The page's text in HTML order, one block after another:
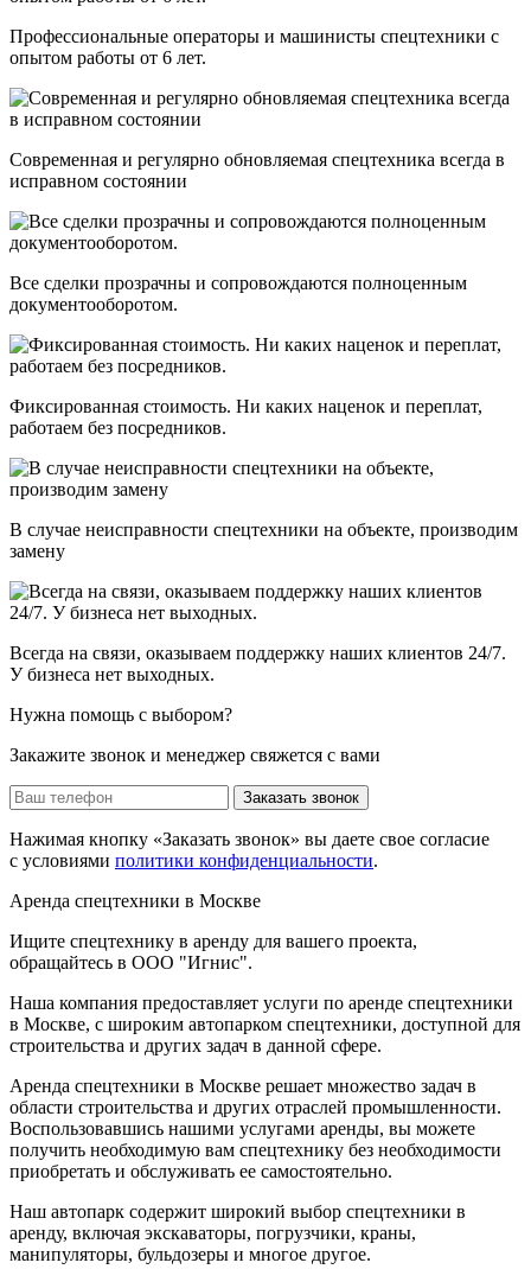
Профессиональные операторы и машинисты спецтехники с
опытом работы от 6 лет.
Современная и регулярно обновляемая спецтехника всегда в
исправном состоянии
Все сделки прозрачны и сопровождаются полноценным
документооборотом.
Фиксированная стоимость. Ни каких наценок и переплат,
работаем без посредников.
В случае неисправности спецтехники на объекте, производим
замену
Всегда на связи, оказываем поддержку наших клиентов 24/7.
У бизнеса нет выходных.
Нужна помощь с выбором?
Закажите звонок и менеджер свяжется с вами
Заказать звонок
Нажимая кнопку «Заказать звонок» вы даете свое согласие
с условиями политики конфиденциальности.
Аренда спецтехники в Москве
Ищите спецтехнику в аренду для вашего проекта,
обращайтесь в ООО "Игнис".
Наша компания предоставляет услуги по аренде спецтехники
в Москве, с широким автопарком спецтехники, доступной для
строительства и других задач в данной сфере.
Аренда спецтехники в Москве решает множество задач в
области строительства и других отраслей промышленности.
Воспользовавшись нашими услугами аренды, вы можете
получить необходимую вам спецтехнику без необходимости
приобретать и обслуживать ее самостоятельно.
Наш автопарк содержит широкий выбор спецтехники в
аренду, включая экскаваторы, погрузчики, краны,
манипуляторы, бульдозеры и многое другое.